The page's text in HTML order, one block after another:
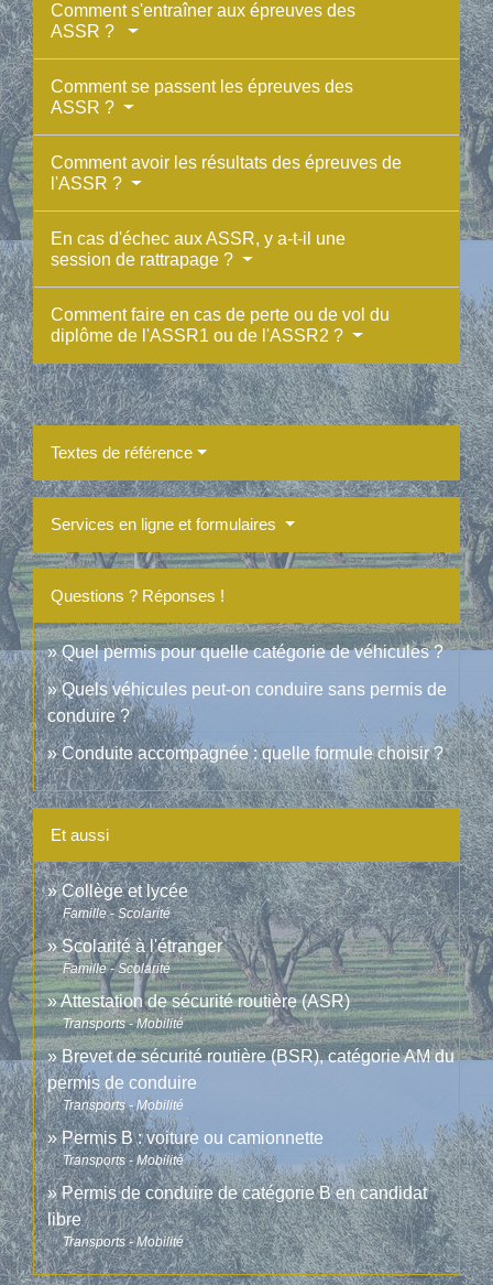
Comment s'entraîner aux épreuves des
ASSR ?
Comment se passent les épreuves des
ASSR ?
Comment avoir les résultats des épreuves de
l'ASSR ?
En cas d'échec aux ASSR, y a-t-il une
session de rattrapage ?
Comment faire en cas de perte ou de vol du
diplôme de l'ASSR1 ou de l'ASSR2 ?
Textes de référence
Services en ligne et formulaires
Questions ? Réponses !
Quel permis pour quelle catégorie de véhicules ?
Quels véhicules peut-on conduire sans permis de
conduire ?
Conduite accompagnée : quelle formule choisir ?
Et aussi
Collège et lycée
Famille - Scolarité
Scolarité à l'étranger
Famille - Scolarité
Attestation de sécurité routière (ASR)
Transports - Mobilité
Brevet de sécurité routière (BSR), catégorie AM du
permis de conduire
Transports - Mobilité
Permis B : voiture ou camionnette
Transports - Mobilité
Permis de conduire de catégorie B en candidat
libre
Transports - Mobilité